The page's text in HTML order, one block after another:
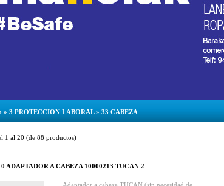
» 3 PROTECCION LABORAL» 33 CABEZA
1 al 20 (de 88 productos)
ADAPTADOR A CABEZA 10000213 TUCAN 2